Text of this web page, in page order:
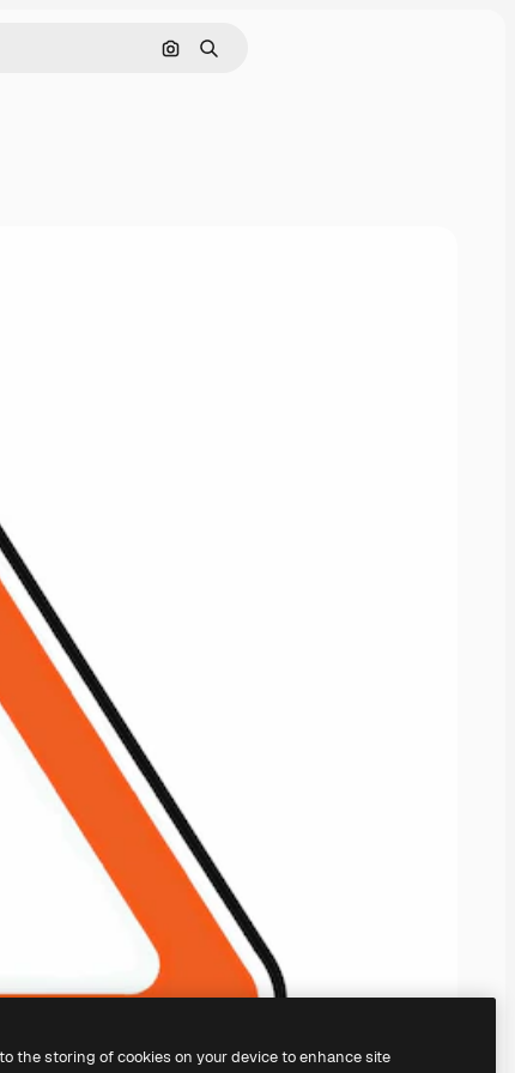
Nach Bild suchen
Suchen
the storing of cookies on your device to enhance site